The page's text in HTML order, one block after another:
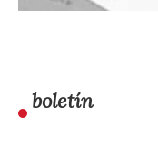
boletín